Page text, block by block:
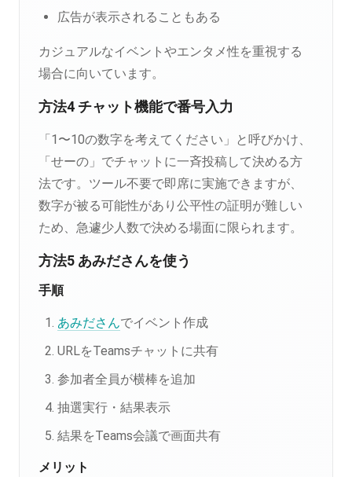
広告が表示されることもある
カジュアルなイベントやエンタメ性を重視する
場合に向いています。
方法4 チャット機能で番号入力
「1〜10の数字を考えてください」と呼びかけ、
「せーの」でチャットに一斉投稿して決める方
法です。ツール不要で即席に実施できますが、
数字が被る可能性があり公平性の証明が難しい
ため、急遽少人数で決める場面に限られます。
方法5 あみださんを使う
手順
あみださんでイベント作成
URLをTeamsチャットに共有
参加者全員が横棒を追加
抽選実行・結果表示
結果をTeams会議で画面共有
メリット